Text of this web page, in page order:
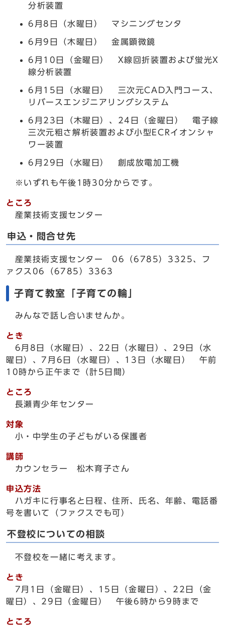
分析装置
6月8日（水曜日） マシニングセンタ
6月9日（木曜日） 金属顕微鏡
6月10日（金曜日） X線回折装置および蛍光X
線分析装置
6月15日（水曜日） 三次元CAD入門コース、
リバースエンジニアリングシステム
6月23日（木曜日）、24日（金曜日） 電子線
三次元粗さ解析装置および小型ECRイオンシャ
ワー装置
6月29日（水曜日） 創成放電加工機
※いずれも午後1時30分からです。
ところ
産業技術支援センター
申込・問合せ先
産業技術支援センター 06（6785）3325、フ
ァクス06（6785）3363
子育て教室「子育ての輪」
みんなで話し合いませんか。
とき
6月8日（水曜日）、22日（水曜日）、29日（水
曜日）、7月6日（水曜日）、13日（水曜日） 午前
10時から正午まで（計5日間）
ところ
長瀬青少年センター
対象
小・中学生の子どもがいる保護者
講師
カウンセラー 松木育子さん
申込方法
ハガキに行事名と日程、住所、氏名、年齢、電話番
号を書いて（ファクスでも可）
不登校についての相談
不登校を一緒に考えます。
とき
7月1日（金曜日）、15日（金曜日）、22日（金
曜日）、29日（金曜日） 午後6時から9時まで
ところ